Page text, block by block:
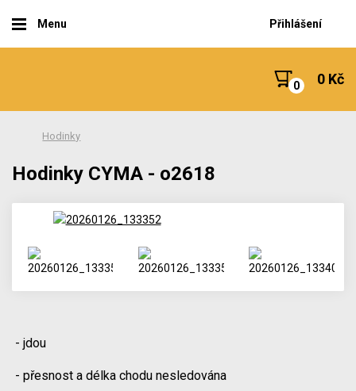
Menu Přihlášení
0 Kč
Hodinky
Hodinky CYMA - o2618
- jdou
- přesnost a délka chodu nesledována